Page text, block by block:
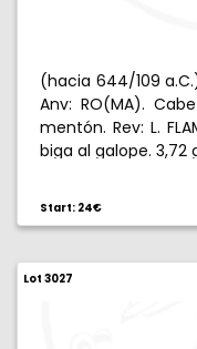
(hacia 644/109
Anv: RO(MA).
mentón. Rev: L.
biga al galope. 3,72
Start: 24€
Lot 3027